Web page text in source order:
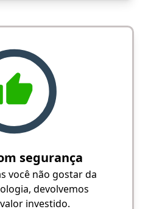
segurança
você não gostar da
devolvemos
investido.